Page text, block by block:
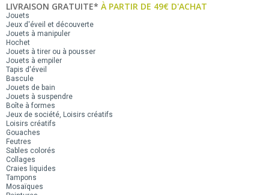
LIVRAISON GRATUITE* À PARTIR DE 49€ D'ACHAT
Jouets
Jeux d'éveil et découverte
Jouets à manipuler
Hochet
Jouets à tirer ou à pousser
Jouets à empiler
Tapis d'éveil
Bascule
Jouets de bain
Jouets à suspendre
Boîte à formes
Jeux de société, Loisirs créatifs
Loisirs créatifs
Gouaches
Feutres
Sables colorés
Collages
Craies liquides
Tampons
Mosaïques